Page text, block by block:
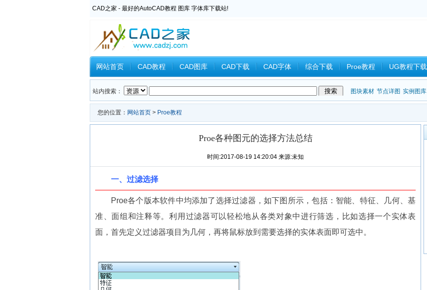
CAD之家 - 最好的AutoCAD教程 图库 字体库下载站!
网站首页 CAD教程 CAD图库 CAD下载 CAD字体 综合下载 Proe教程 UG教程下载
Inventor教程 Ansys教程 CAXA教程 中望CAD Catia教程 CAD习题 CAM CAD2008
站内搜索： 图块素材 节点详图 实例图库
您的位置： 网站首页 > Proe教程
Proe各种图元的选择方法总结
时间:2017-08-19 14:20:04 来源:未知
一、过滤选择
Proe各个版本软件中均添加了选择过滤器，如下图所示，包括：智能、特征、几何、基
准、面组和注释等。利用过滤器可以轻松地从各类对象中进行筛选，比如选择一个实体表
面，首先定义过滤器项目为几何，再将鼠标放到需要选择的实体表面即可选中。